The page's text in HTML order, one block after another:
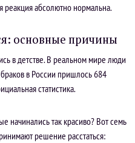
абсолютно нормальна.
основные причины
в детстве. В реальном мире люди
в России пришлось 684
статистика.
начинались так красиво? Вот семь
решение расстаться: